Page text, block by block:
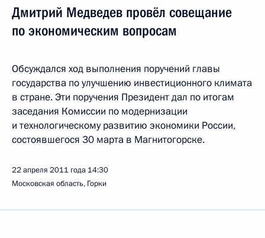
Дмитрий Медведев провёл совещание
по экономическим вопросам
Обсуждался ход выполнения поручений главы
государства по улучшению инвестиционного климата
в стране. Эти поручения Президент дал по итогам
заседания Комиссии по модернизации
и технологическому развитию экономики России,
состоявшегося 30 марта в Магнитогорске.
22 апреля 2011 года 14:30
Московская область, Горки